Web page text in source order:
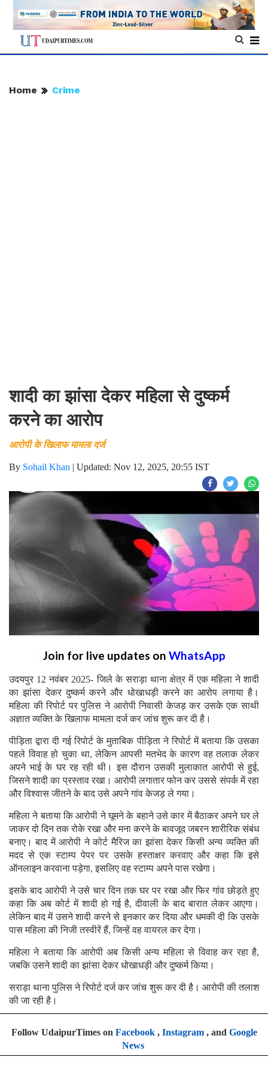
Home Crime
शादी का झांसा देकर महिला से दुष्कर्म
करने का आरोप
आरोपी के खिलाफ मामला दर्ज
By Sohail Khan | Updated: Nov 12, 2025, 20:55 IST
Join for live updates on WhatsApp
उदयपुर 12 नवंबर 2025- जिले के सराड़ा थाना क्षेत्र में एक महिला ने शादी
का झांसा देकर दुष्कर्म करने और धोखाधड़ी करने का आरोप लगाया है।
महिला की रिपोर्ट पर पुलिस ने आरोपी निवासी केजड़ कर उसके एक साथी
अज्ञात व्यक्ति के खिलाफ मामला दर्ज कर जांच शुरू कर दी है।
पीड़िता द्वारा दी गई रिपोर्ट के मुताबिक पीड़िता ने रिपोर्ट में बताया कि उसका
पहले विवाह हो चुका था, लेकिन आपसी मतभेद के कारण वह तलाक लेकर
अपने भाई के घर रह रही थी। इस दौरान उसकी मुलाकात आरोपी से हुई,
जिसने शादी का प्रस्ताव रखा। आरोपी लगातार फोन कर उससे संपर्क में रहा
और विश्वास जीतने के बाद उसे अपने गांव केजड़ ले गया।
महिला ने बताया कि आरोपी ने घूमने के बहाने उसे कार में बैठाकर अपने घर ले
जाकर दो दिन तक रोके रखा और मना करने के बावजूद जबरन शारीरिक संबंध
बनाए। बाद में आरोपी ने कोर्ट मैरिज का झांसा देकर किसी अन्य व्यक्ति की
मदद से एक स्टाम्प पेपर पर उसके हस्ताक्षर करवाए और कहा कि इसे
ऑनलाइन करवाना पड़ेगा, इसलिए वह स्टाम्प अपने पास रखेगा।
इसके बाद आरोपी ने उसे चार दिन तक घर पर रखा और फिर गांव छोड़ते हुए
कहा कि अब कोर्ट में शादी हो गई है, दीवाली के बाद बारात लेकर आएगा।
लेकिन बाद में उसने शादी करने से इनकार कर दिया और धमकी दी कि उसके
पास महिला की निजी तस्वीरें हैं, जिन्हें वह वायरल कर देगा।
महिला ने बताया कि आरोपी अब किसी अन्य महिला से विवाह कर रहा है,
जबकि उसने शादी का झांसा देकर धोखाधड़ी और दुष्कर्म किया।
सराड़ा थाना पुलिस ने रिपोर्ट दर्ज कर जांच शुरू कर दी है। आरोपी की तलाश
की जा रही है।
Follow UdaipurTimes on Facebook, Instagram, and Google
News